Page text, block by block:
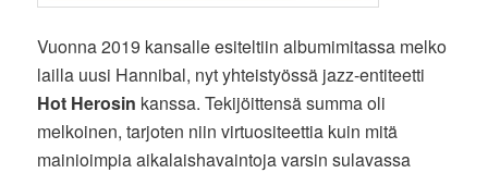
Vuonna 2019 kansalle esiteltiin albumimitassa melko
lailla uusi Hannibal, nyt yhteistyössä jazz-entiteetti
Hot Herosin kanssa. Tekijöittensä summa oli
melkoinen, tarjoten niin virtuositeettia kuin mitä
mainioimpia aikalaishavaintoja varsin sulavassa